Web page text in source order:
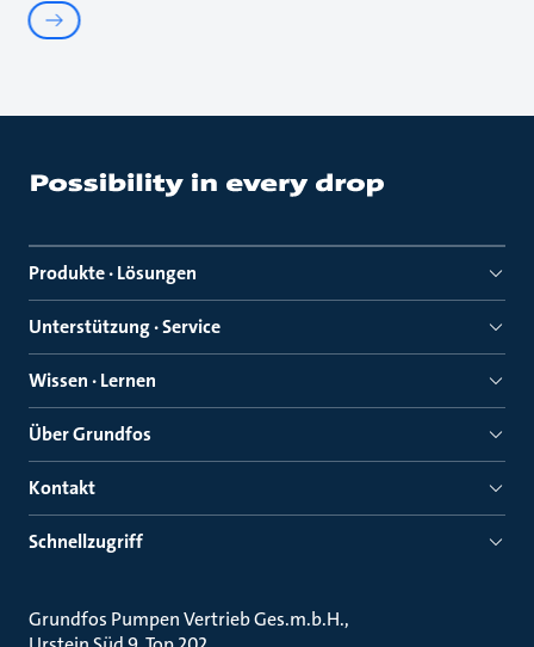
Produkte · Lösungen
Unterstützung · Service
Wissen · Lernen
Über Grundfos
Kontakt
Schnellzugriff
Grundfos Pumpen Vertrieb Ges.m.b.H.